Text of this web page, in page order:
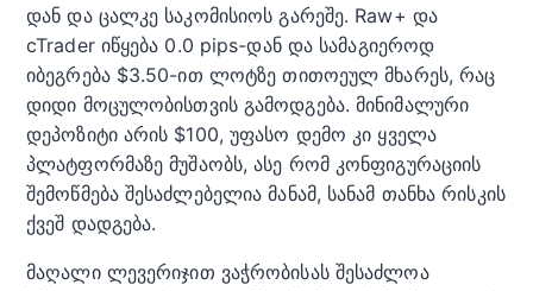
დან და ცალკე საკომისიოს გარეშე. Raw+ და
cTrader იწყება 0.0 pips-დან და სამაგიეროდ
იბეგრება $3.50-ით ლოტზე თითოეულ მხარეს, რაც
დიდი მოცულობისთვის გამოდგება. მინიმალური
დეპოზიტი არის $100, უფასო დემო კი ყველა
პლატფორმაზე მუშაობს, ასე რომ კონფიგურაციის
შემოწმება შესაძლებელია მანამ, სანამ თანხა რისკის
ქვეშ დადგება.
მაღალი ლევერიჯით ვაჭრობისას შესაძლოა